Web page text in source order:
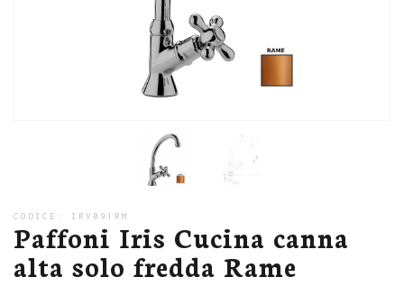
CODICE: IRV091RM
Paffoni Iris Cucina canna
alta solo fredda Rame